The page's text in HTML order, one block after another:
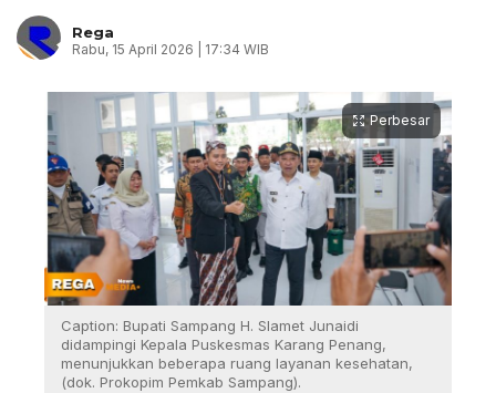
Rega
Rabu, 15 April 2026 | 17:34 WIB
Perbesar
Caption: Bupati Sampang H. Slamet Junaidi
didampingi Kepala Puskesmas Karang Penang,
menunjukkan beberapa ruang layanan kesehatan,
(dok. Prokopim Pemkab Sampang).